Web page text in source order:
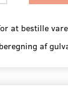
at bestille
af